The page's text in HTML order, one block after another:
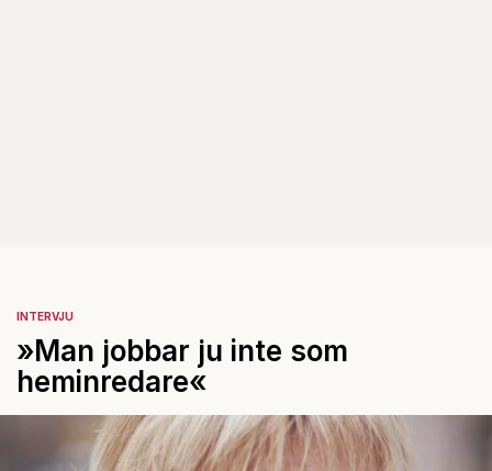
INTERVJU
»Man jobbar ju inte som
heminredare«